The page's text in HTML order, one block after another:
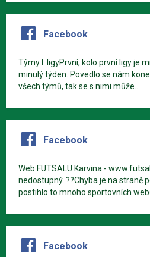
Facebook
Týmy I. ligyPrvní; kolo první ligy je
minulý týden. Povedlo se nám
všech týmů, tak se s nimi může...
Facebook
Web FUTSALU Karvina -
nedostupný. ??Chyba je na straně
postihlo to mnoho sportovních
Facebook